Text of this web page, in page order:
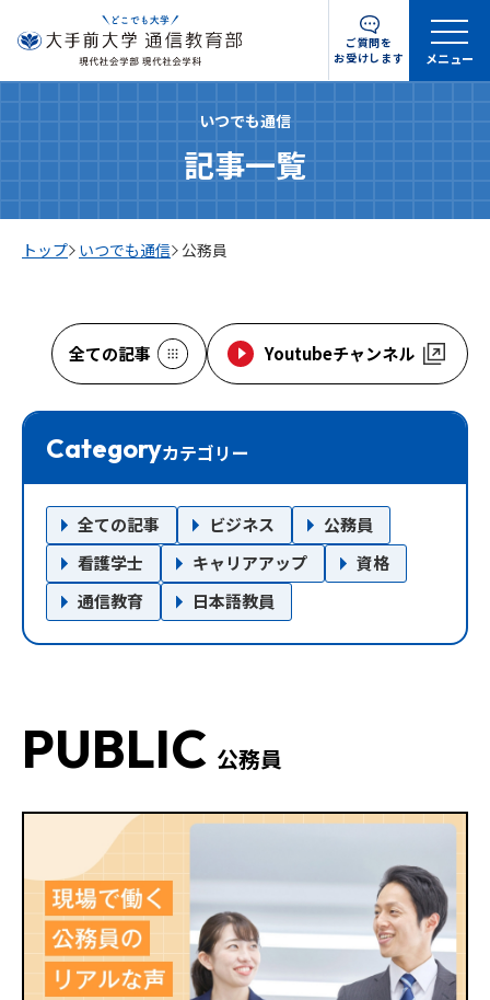
ご質問を
お受けします
メニュー
いつでも通信
記事一覧
トップ いつでも通信 公務員
全ての記事 Youtubeチャンネル
Categoryカテゴリー
全ての記事 ビジネス
公務員
看護学士
キャリアアップ
資格
通信教育
日本語教員
PUBLIC 公務員